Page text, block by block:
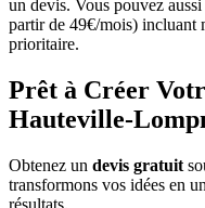
un devis. Vous pouvez
partir de 49€/mois) incluant
prioritaire.
Prêt à Créer
Hauteville-
Obtenez un devis gratuit
transformons vos idées en
résultats.